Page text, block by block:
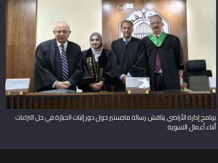
جامعة القدس تناقش رسالة الماجستير الأولى لبرنامج إدارة الأراضي حول دور نظم
المعلومات الجغرافية في تعزيز الحوكمة المكانية وإدارة الأراضي